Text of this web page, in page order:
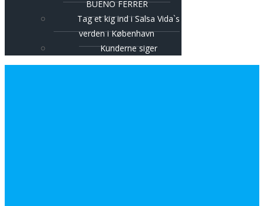
BUENO FERRER
Tag et kig ind i Salsa Vida`s
verden i København
Kunderne siger